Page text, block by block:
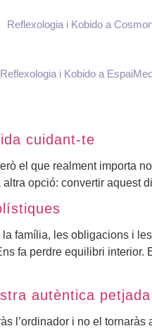
Reflexologia i Kobido a
Reflexologia i Kobido a
cuidant-te
el que realment importa
opció: convertir aquest
família, les obligacions i
fa perdre equilibri interior.
autèntica petjada
l’ordinador i no el